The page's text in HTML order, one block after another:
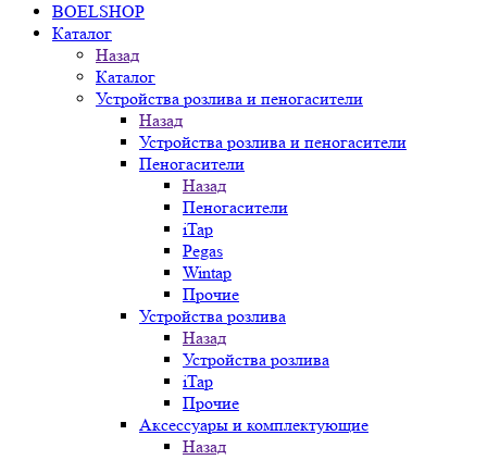
BOELSHOP
Каталог
Назад
Каталог
Устройства розлива и пеногасители
Назад
Устройства розлива и пеногасители
Пеногасители
Назад
Пеногасители
iTap
Pegas
Wintap
Прочие
Устройства розлива
Назад
Устройства розлива
iTap
Прочие
Аксессуары и комплектующие
Назад